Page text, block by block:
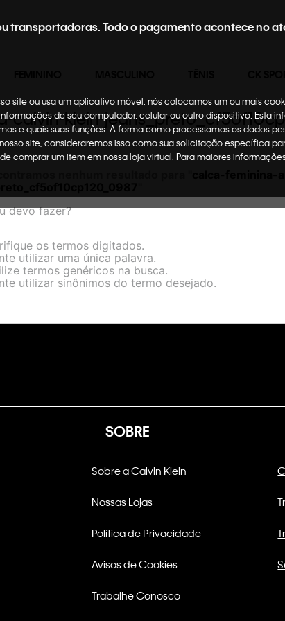
transportadoras. Todo o pagamento acontece no
site ou usa um aplicativo móvel, nós colocamos um ou mais
de seu computador, celular ou outro dispositivo. Esta
e quais suas funções. A forma como processamos os dados
site, consideraremos isso como sua solicitação específica
comprar um item em nossa loja virtual. Para maiores
klein-
devo fazer?
os termos digitados.
utilizar uma única palavra.
termos genéricos na busca.
utilizar sinônimos do termo desejado.
SOBRE
Sobre a Calvin Klein
Nossas Lojas
Política de Privacidade
Avisos de Cookies
Trabalhe Conosco